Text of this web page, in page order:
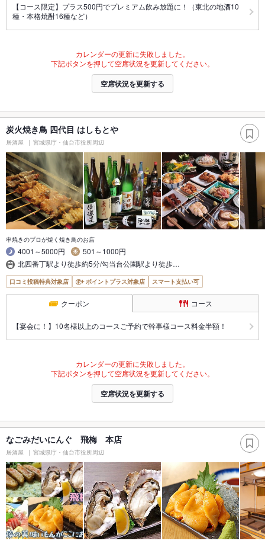
【コース限定】プラス500円でプレミアム飲み放題に！（東北の地酒10
種・本格焼酎16種など）
カレンダーの更新に失敗しました。
下記ボタンを押して空席状況を更新してください。
空席状況を更新する
炭火焼き鳥 四代目 はしもとや
居酒屋 宮城県庁・仙台市役所周辺
串焼きのプロが焼く焼き鳥のお店
4001～5000円
501～1000円
北四番丁駅より徒歩約5分/勾当台公園駅より徒歩…
口コミ投稿特典対象店 ポイントプラス対象店 スマート支払い可
クーポン コース
【宴会に！】10名様以上のコースご予約で幹事様コース料金半額！
カレンダーの更新に失敗しました。
下記ボタンを押して空席状況を更新してください。
空席状況を更新する
なごみだいにんぐ 飛梅 本店
居酒屋 宮城県庁・仙台市役所周辺